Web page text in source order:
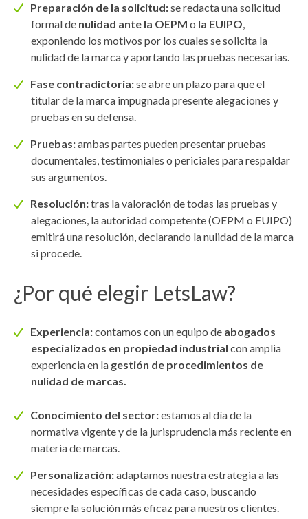
Preparación de la solicitud:se redacta una solicitud
formal de nulidad ante la OEPM o la EUIPO,
exponiendo los motivos por los cuales se solicita la
nulidad de la marca y aportando las pruebas necesarias.
Fase contradictoria:se abre un plazo para que el
titular de la marca impugnada presente alegaciones y
pruebas en su defensa.
Pruebas:ambas partes pueden presentar pruebas
documentales, testimoniales o periciales para respaldar
sus argumentos.
Resolución:tras la valoración de todas las pruebas y
alegaciones, la autoridad competente (OEPM o EUIPO)
emitirá una resolución, declarando la nulidad de la marca
si procede.
¿Por qué elegir LetsLaw?
Experiencia:contamos con un equipo de abogados
especializados en propiedad industrial con amplia
experiencia en la gestión de procedimientos de
nulidad de marcas.
Conocimiento del sector:estamos al día de la
normativa vigente y de la jurisprudencia más reciente en
materia de marcas.
Personalización:adaptamos nuestra estrategia a las
necesidades específicas de cada caso, buscando
siempre la solución más eficaz para nuestros clientes.